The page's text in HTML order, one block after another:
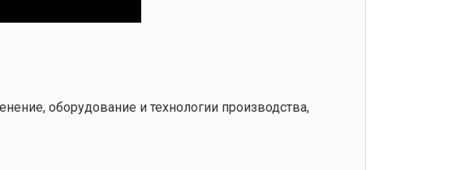
оборудование и технологии производства,